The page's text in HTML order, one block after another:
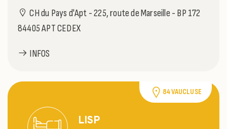
CH du Pays d'Apt - 225, route de Marseille - BP 172
84405 APT CEDEX
INFOS
LISP
84 VAUCLUSE